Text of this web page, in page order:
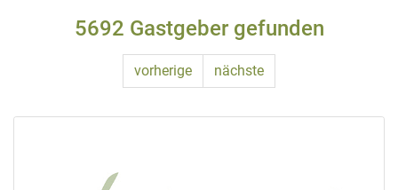
5692 Gastgeber gefunden
vorherige nächste